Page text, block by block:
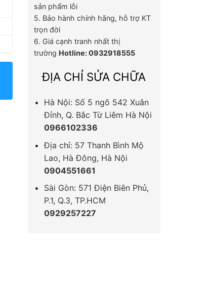
sản phẩm lỗi
5. Bảo hành chính hãng, hỗ trợ KT
trọn đời
6. Giá cạnh tranh nhất thị
trường Hotline: 0932918555
ĐỊA CHỈ SỬA CHỮA
Hà Nội: Số 5 ngõ 542 Xuân
Đỉnh, Q. Bắc Từ Liêm Hà Nội
0966102336
Địa chỉ: 57 Thanh Bình Mộ
Lao, Hà Đông, Hà Nội
0904551661
Sài Gòn: 571 Điện Biên Phủ,
P.1, Q.3, TP.HCM
0929257227